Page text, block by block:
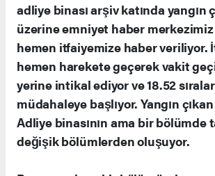
adliye binası arşiv katında yangın
üzerine emniyet haber
hemen itfaiyemize haber veriliyor.
hemen harekete geçerek vakit
yerine intikal ediyor ve 18.52
müdahaleye başlıyor. Yangın
Adliye binasının ama bir bölümde
değişik bölümlerden oluşuyor.